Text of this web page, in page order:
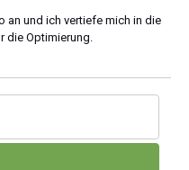
an und ich vertiefe mich in die
die Optimierung.